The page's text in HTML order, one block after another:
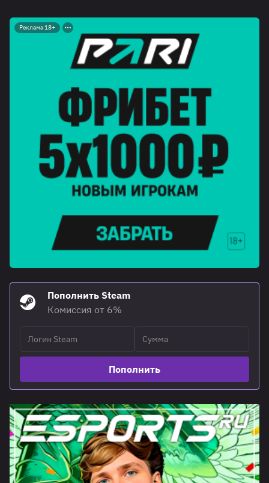
Реклама 18+
Пополнить Steam
Комиссия от 6%
Пополнить